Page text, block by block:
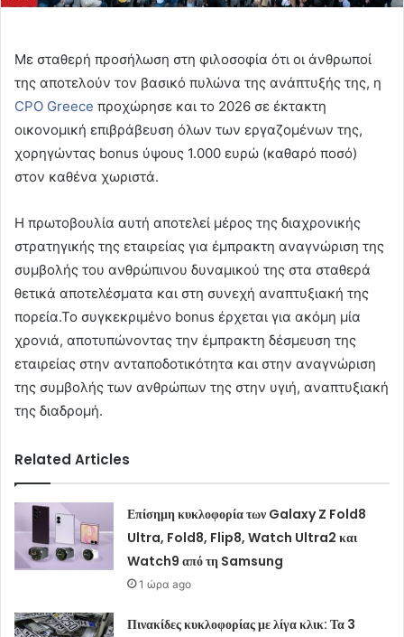
Με σταθερή προσήλωση στη φιλοσοφία ότι οι άνθρωποί
της αποτελούν τον βασικό πυλώνα της ανάπτυξής της, η
CPO Greece προχώρησε και το 2026 σε έκτακτη
οικονομική επιβράβευση όλων των εργαζομένων της,
χορηγώντας bonus ύψους 1.000 ευρώ (καθαρό ποσό)
στον καθένα χωριστά.
Η πρωτοβουλία αυτή αποτελεί μέρος της διαχρονικής
στρατηγικής της εταιρείας για έμπρακτη αναγνώριση της
συμβολής του ανθρώπινου δυναμικού της στα σταθερά
θετικά αποτελέσματα και στη συνεχή αναπτυξιακή της
πορεία.Το συγκεκριμένο bonus έρχεται για ακόμη μία
χρονιά, αποτυπώνοντας την έμπρακτη δέσμευση της
εταιρείας στην ανταποδοτικότητα και στην αναγνώριση
της συμβολής των ανθρώπων της στην υγιή, αναπτυξιακή
της διαδρομή.
Related Articles
Επίσημη κυκλοφορία των Galaxy Z Fold8
Ultra, Fold8, Flip8, Watch Ultra2 και
Watch9 από τη Samsung
1 ώρα ago
Πινακίδες κυκλοφορίας με λίγα κλικ: Τα 3